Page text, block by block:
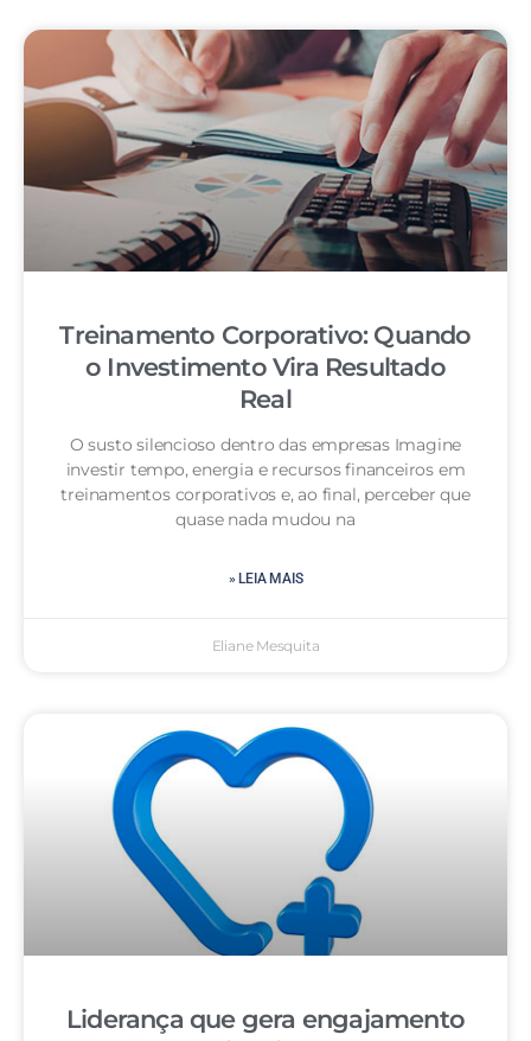
Treinamento Corporativo: Quando
o Investimento Vira Resultado
Real
O susto silencioso dentro das empresas Imagine
investir tempo, energia e recursos financeiros em
treinamentos corporativos e, ao final, perceber que
quase nada mudou na
» LEIA MAIS
Eliane Mesquita
Liderança que gera engajamento